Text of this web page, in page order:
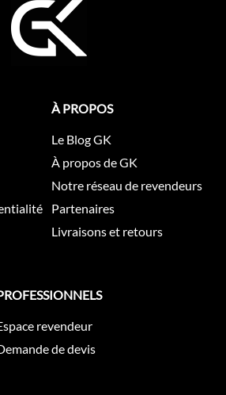
À PROPOS
Le Blog GK
À propos de GK
Notre réseau de revendeurs
Partenaires
Livraisons et retours
revendeur
de devis